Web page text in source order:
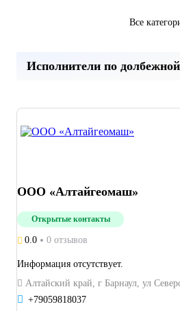
Все
Исполнители по
ООО «Алтайгеомаш»
Открытые контакты
0.0 0 отзывов
Информация отсутствует.
Алтайский край, г Барнаул, ул
+79059818037